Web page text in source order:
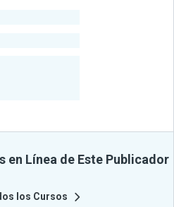
en Línea de Este Publicador
los Cursos